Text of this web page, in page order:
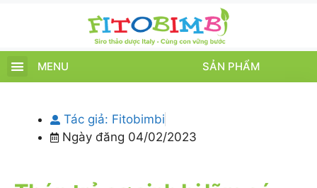
MENU SẢN PHẨM
Tác giả: Fitobimbi
Ngày đăng 04/02/2023